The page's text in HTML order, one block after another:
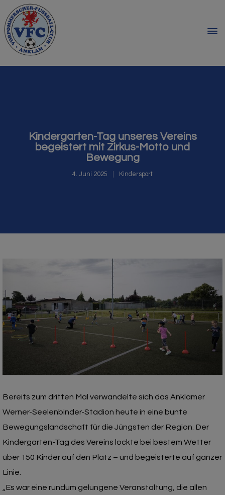
Kindergarten-Tag unseres Vereins
begeistert mit Zirkus-Motto und
Bewegung
4. Juni 2025 Kindersport
Bereits zum dritten Mal verwandelte sich das Anklamer
Werner-Seelenbinder-Stadion heute in eine bunte
Bewegungslandschaft für die Jüngsten der Region. Der
Kindergarten-Tag des Vereins lockte bei bestem Wetter
über 150 Kinder auf den Platz – und begeisterte auf ganzer
Linie.
„Es war eine rundum gelungene Veranstaltung, die allen